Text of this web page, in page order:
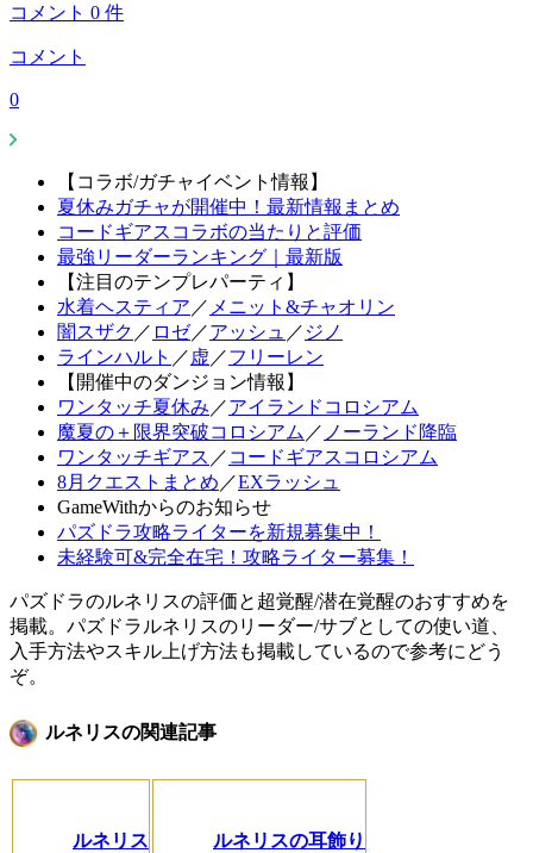
コメント 0 件
コメント
0
【コラボ/ガチャイベント情報】
夏休みガチャが開催中！最新情報まとめ
コードギアスコラボの当たりと評価
最強リーダーランキング｜最新版
【注目のテンプレパーティ】
水着ヘスティア ／ メニット&チャオリン
闇スザク ／ ロゼ／アッシュ ／ ジノ
ラインハルト ／ 虚 ／フリーレン
【開催中のダンジョン情報】
ワンタッチ夏休み ／アイランドコロシアム
魔夏の＋限界突破コロシアム ／ ノーランド降臨
ワンタッチギアス ／ コードギアスコロシアム
8月クエストまとめ ／EXラッシュ
GameWithからのお知らせ
パズドラ攻略ライターを新規募集中！
未経験可&完全在宅！攻略ライター募集！
パズドラのルネリスの評価と超覚醒/潜在覚醒のおすすめを
掲載。パズドラルネリスのリーダー/サブとしての使い道、
入手方法やスキル上げ方法も掲載しているので参考にどう
ぞ。
ルネリスの関連記事
ルネリス
ルネリスの耳飾り